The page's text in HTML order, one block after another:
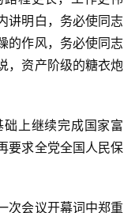
讲明白，务必使同志
的作风，务必使同志
，资产阶级的糖衣炮
上继续完成国家富
要求全党全国人民保
次会议开幕词中郑重